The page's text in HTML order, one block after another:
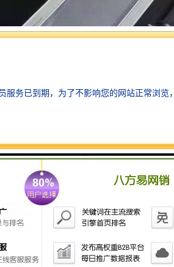
现定时采样、时间等比、流量等比、
制等多种采样方式。
可记录每次采样的留样瓶号、留样时
值和 NH3-N 值，可记录 1000 条数据
计模拟接口，RS485 接口。
仪器在运行状态下断电并重新通电